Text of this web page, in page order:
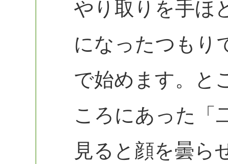
やり取りを手ほ
になったつもり
で始めます。と
ころにあった「
見ると顔を曇ら